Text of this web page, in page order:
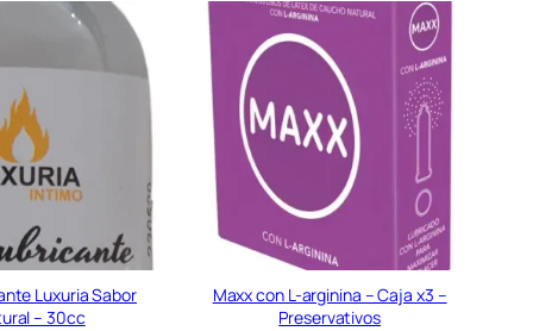
Luxuria Sabor
– 30cc
Maxx con L-arginina – Caja x3 –
Preservativos